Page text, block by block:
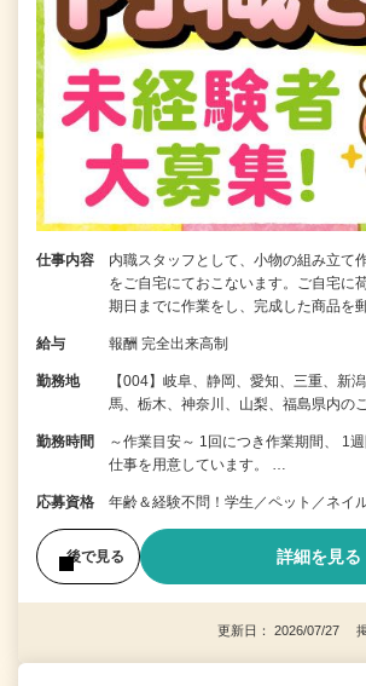
仕事内容
内職スタッフとして、小物の組み立て
をご自宅にておこないます。ご自宅に
期日までに作業をし、完成した商品を
給与 報酬 完全出来高制
勤務地
【004】岐阜、静岡、愛知、三重、新
馬、栃木、神奈川、山梨、福島県内の
勤務時間
～作業目安～ 1回につき作業期間、 1
仕事を用意しています。 …
応募資格 年齢＆経験不問！学生／ペット／ネイ
後で見る 詳細を見る
更新日： 2026/07/27